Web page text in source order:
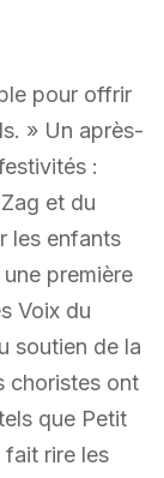
pour offrir
» Un après-
:
et du
les enfants
première
Voix du
soutien de la
choristes ont
que Petit
fait rire les